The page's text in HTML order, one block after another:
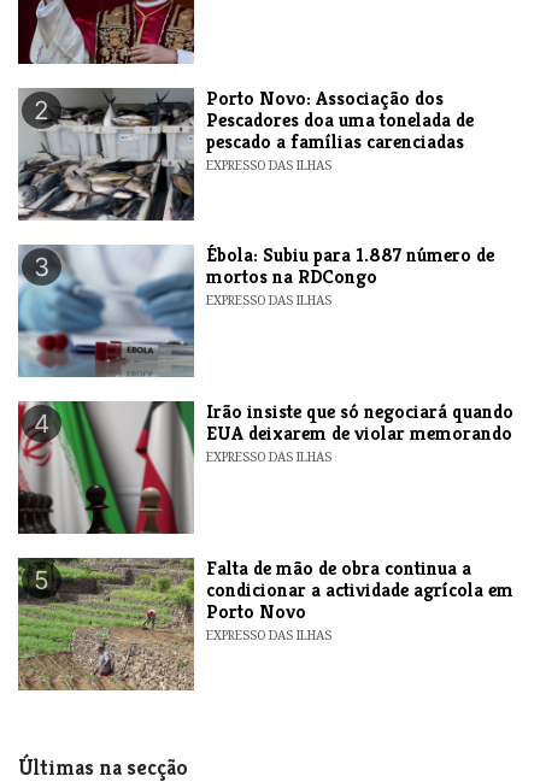
2
​Porto Novo: Associação dos
Pescadores doa uma tonelada de
pescado a famílias carenciadas
EXPRESSO DAS ILHAS
3
​Ébola: Subiu para 1.887 número de
mortos na RDCongo
EXPRESSO DAS ILHAS
4
​Irão insiste que só negociará quando
EUA deixarem de violar memorando
EXPRESSO DAS ILHAS
5
Falta de mão de obra continua a
condicionar a actividade agrícola em
Porto Novo
EXPRESSO DAS ILHAS
Últimas na secção